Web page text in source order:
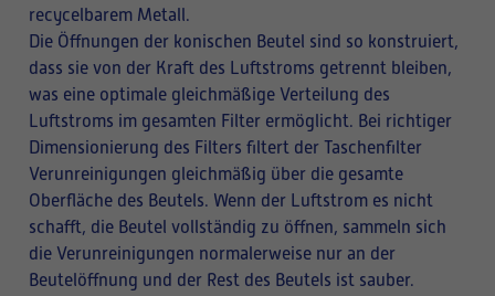
recycelbarem Metall.
Die Öffnungen der konischen Beutel sind so konstruiert,
dass sie von der Kraft des Luftstroms getrennt bleiben,
was eine optimale gleichmäßige Verteilung des
Luftstroms im gesamten Filter ermöglicht. Bei richtiger
Dimensionierung des Filters filtert der Taschenfilter
Verunreinigungen gleichmäßig über die gesamte
Oberfläche des Beutels. Wenn der Luftstrom es nicht
schafft, die Beutel vollständig zu öffnen, sammeln sich
die Verunreinigungen normalerweise nur an der
Beutelöffnung und der Rest des Beutels ist sauber.